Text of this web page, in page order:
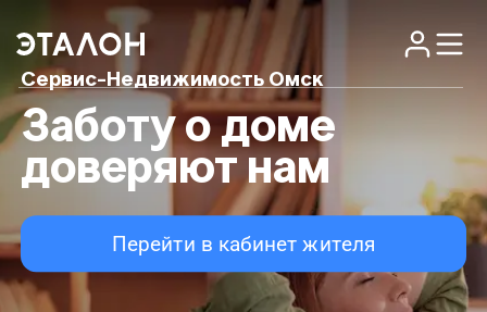
Сервис-Недвижимость Омск
Заботу о доме
доверяют нам
Перейти в кабинет жителя